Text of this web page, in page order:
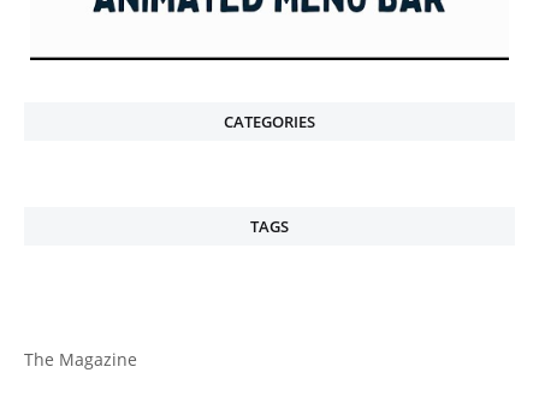
CATEGORIES
TAGS
The Magazine